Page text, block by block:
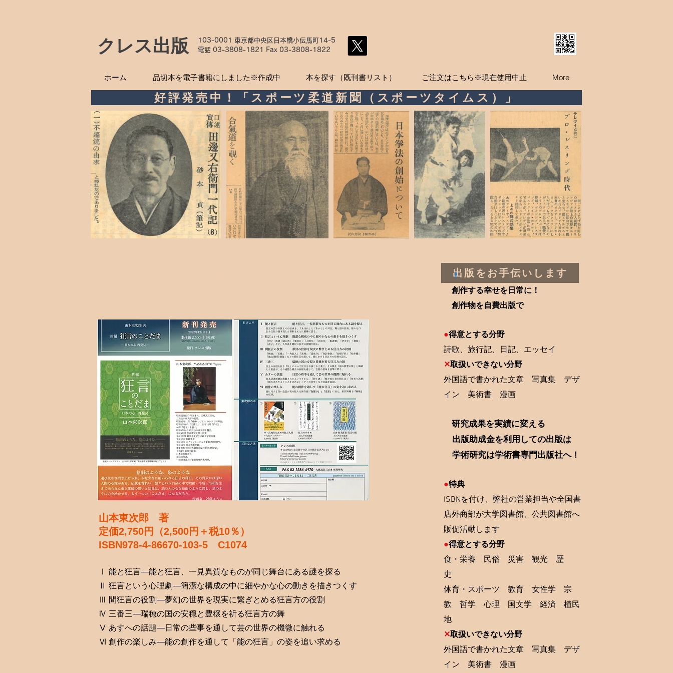
クレス出版
103-0001 東京都中央区日本橋小伝馬町14-5
電話 03-3808-1821 Fax 03-3808-1822
ホーム 品切本を電子書籍にしました※作成中 本を探す（既刊書リスト） ご注文はこちら※現在使用中止 More
好評発売中！「スポーツ柔道新聞（スポーツタイムス）」
山本東次郎 著
定価2,750円（2,500円＋税10％）
ISBN978-4-86670-103-5 C1074
Ⅰ 能と狂言―能と狂言、一見異質なものが同じ舞台にある謎を探る
Ⅱ 狂言という心理劇―簡潔な構成の中に細やかな心の動きを描きつくす
Ⅲ 間狂言の役割―夢幻の世界を現実に繋ぎとめる狂言方の役割
Ⅳ 三番三―瑞穂の国の安穏と豊穣を祈る狂言方の舞
Ⅴ あすへの話題―日常の些事を通して芸の世界の機微に触れる
Ⅵ 創作の楽しみ―能の創作を通して「能の狂言」の姿を追い求める
出版をお手伝いします
！
創作する幸せを日常に！
創作物を自費出版で
●得意とする分野
詩歌、旅行記、日記、エッセイ
✕取扱いできない分野
外国語で書かれた文章 写真集 デザ
イン 美術書 漫画
研究成果を実績に変える
出版助成金を利用しての出版は
学術研究は学術書専門出版社へ！
●特典
ISBNを付け、弊社の営業担当や全国書
店外商部が大学図書館、公共図書館へ
販促活動します
●得意とする分野
食・栄養 民俗 災害 観光 歴
史
体育・スポーツ 教育 女性学 宗
教 哲学 心理 国文学 経済 植民
地
✕取扱いできない分野
外国語で書かれた文章 写真集 デザ
イン 美術書 漫画